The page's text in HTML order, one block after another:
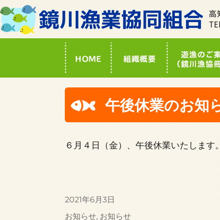
午後休業のお知
６月４日（金）、午後休業いたします
投
稿
2021年6月3日
カ
お知らせ, お知らせ